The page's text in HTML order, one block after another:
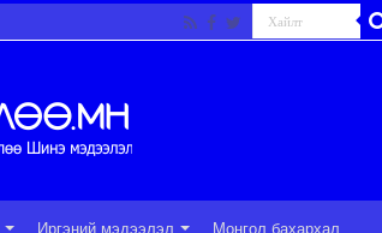
Иргэний мэдээлэл Монгол бахархал